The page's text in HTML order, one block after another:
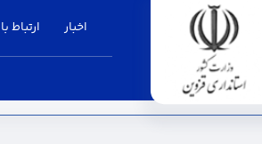
اخبار ارتباط
می‌شود - استانداری قزوین